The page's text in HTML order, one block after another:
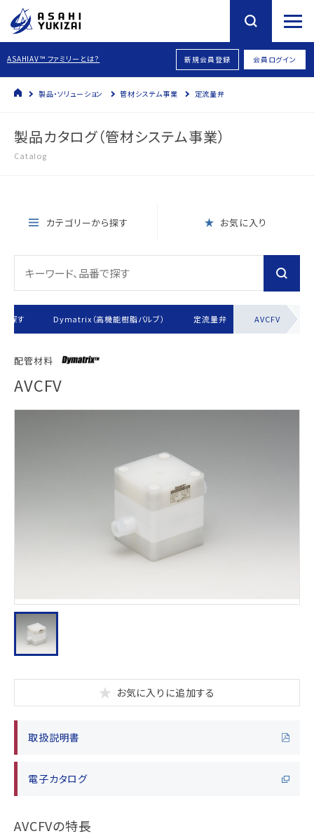
ASAHIAV™ ファミリーとは？ 新規会員登録 会員ログイン
製品・ソリューション 管材システム事業 定流量弁
製品カタログ（管材システム事業）
Catalog
カテゴリーから探す お気に入り
探す Dymatrix（高機能樹脂バルブ） 定流量弁 AVCFV
配管材料
AVCFV
お気に入りに追加する
取扱説明書
電子カタログ
AVCFVの特長